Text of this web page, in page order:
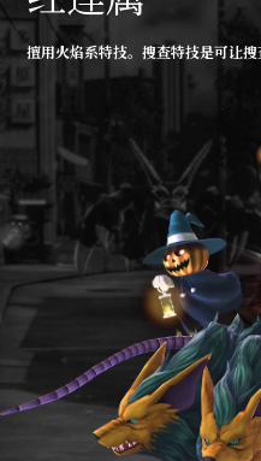
擅用火焰系特技。搜查特技是可让